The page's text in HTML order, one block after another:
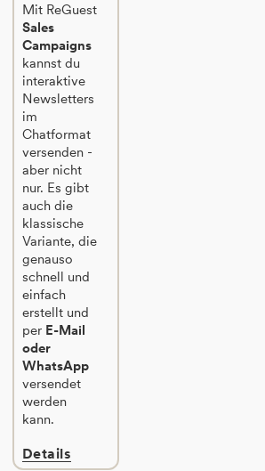
Mit ReGuest
Sales
Campaigns
kannst du
interaktive
Newsletters
im
Chatformat
versenden -
aber nicht
nur. Es gibt
auch die
klassische
Variante, die
genauso
schnell und
einfach
erstellt und
per E-Mail
oder
WhatsApp
versendet
werden
kann.
Details